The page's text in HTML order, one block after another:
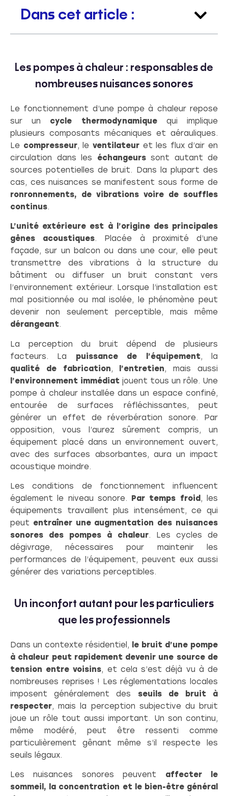
Dans cet article :
Les pompes à chaleur : responsables de
nombreuses nuisances sonores
Le fonctionnement d’une pompe à chaleur repose
sur un cycle thermodynamiquequi implique
plusieurs composants mécaniques et aérauliques.
Le compresseur, le ventilateuret les flux d’air en
circulation dans les échangeurssont autant de
sources potentielles de bruit. Dans la plupart des
cas, ces nuisances se manifestent sous forme de
ronronnements, de vibrations voire de souffles
continus.
L’unité extérieure est à l’origine des principales
gênes acoustiques. Placée à proximité d’une
façade, sur un balcon ou dans une cour, elle peut
transmettre des vibrations à la structure du
bâtiment ou diffuser un bruit constant vers
l’environnement extérieur. Lorsque l’installation est
mal positionnée ou mal isolée, le phénomène peut
devenir non seulement perceptible, mais même
dérangeant.
La perception du bruit dépend de plusieurs
facteurs. La puissance de l’équipement, la
qualité de fabrication, l’entretien, mais aussi
l’environnement immédiat jouent tous un rôle. Une
pompe à chaleur installée dans un espace confiné,
entourée de surfaces réfléchissantes, peut
générer un effet de réverbération sonore. Par
opposition, vous l’aurez sûrement compris, un
équipement placé dans un environnement ouvert,
avec des surfaces absorbantes, aura un impact
acoustique moindre.
Les conditions de fonctionnement influencent
également le niveau sonore. Par temps froid , les
équipements travaillent plus intensément, ce qui
peut entraîner une augmentation des nuisances
sonores des pompes à chaleur. Les cycles de
dégivrage, nécessaires pour maintenir les
performances de l’équipement, peuvent eux aussi
générer des variations perceptibles.
Un inconfort autant pour les particuliers
que les professionnels
Dans un contexte résidentiel,
le bruit d’une pompe
à chaleur peut rapidement devenir une source de
tension entre voisins, et cela s’est déjà vu à de
nombreuses reprises ! Les réglementations locales
imposent généralement des seuils de bruit à
respecter, mais la perception subjective du bruit
joue un rôle tout aussi important. Un son continu,
même modéré, peut être ressenti comme
particulièrement gênant même s’il respecte les
seuils légaux.
Les nuisances sonores peuvent affecter le
sommeil, la concentration et le bien-être général